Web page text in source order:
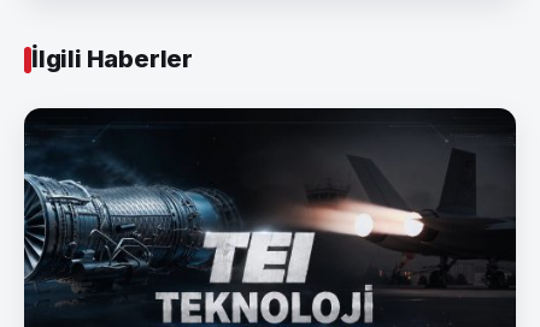
İlgili Haberler